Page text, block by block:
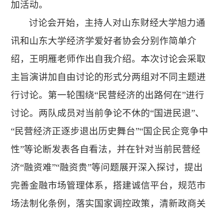
加活动。
讨论会开始，主持人对山东财经大学旭力通
讯和山东大学经济学爱好者协会分别作简单介
绍，王明雁老师作出自我介绍。本次讨论会采取
主旨演讲加自由讨论的形式分两组对不同主题进
行讨论。第一轮围绕“民营经济的出路何在”进行
讨论。两队成员对当前争论不休的“国进民退”、
“民营经济正逐步退出历史舞台”“国企民企竞争中
性”等论断发表各自看法，并在针对当前民营经
济“融资难”“融资贵”等问题展开深入探讨，提出
完善金融市场管理体系，搭建诚信平台，规范市
场法制化条例，落实国家调控政策，清新政商关